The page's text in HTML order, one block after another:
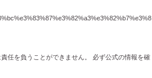
任を負うことができません。 必ず公式の情報を確